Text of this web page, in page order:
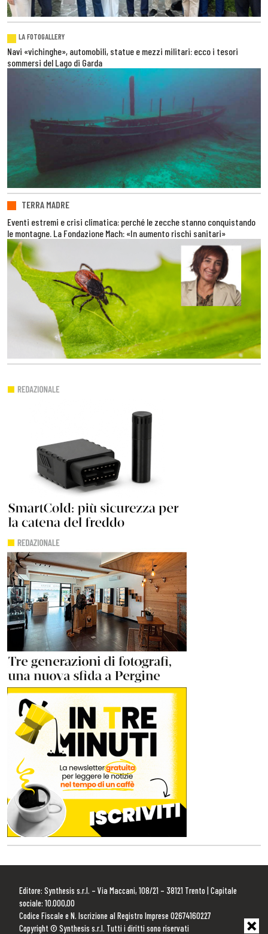
LA FOTOGALLERY
Navi «vichinghe», automobili, statue e mezzi militari: ecco i tesori
sommersi del Lago di Garda
TERRA MADRE
Eventi estremi e crisi climatica: perché le zecche stanno conquistando
le montagne. La Fondazione Mach: «In aumento rischi sanitari»
Editore: Synthesis s.r.l. – Via Maccani, 108/21 – 38121 Trento | Capitale
sociale: 10.000,00
Codice Fiscale e N. Iscrizione al Registro Imprese 02674160227
Copyright © Synthesis s.r.l. Tutti i diritti sono riservati